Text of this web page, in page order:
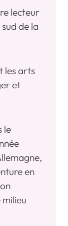
lecteur
de la
les arts
et
le
en